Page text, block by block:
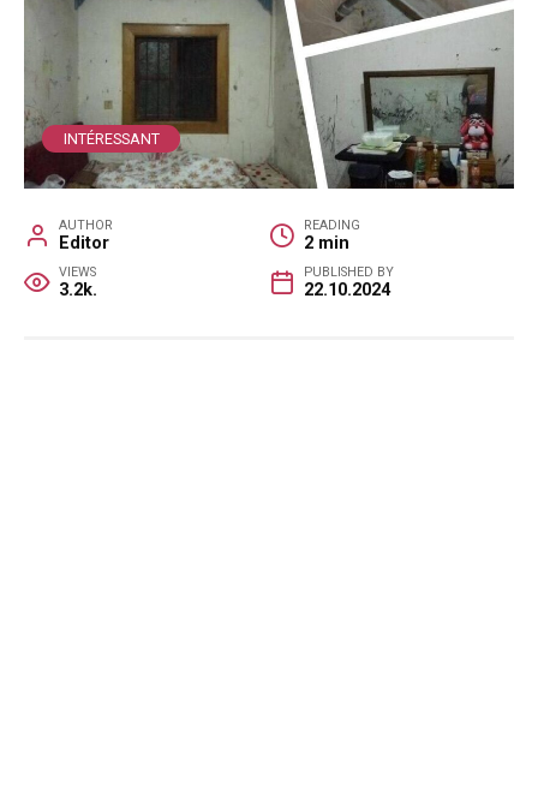
INTÉRESSANT
AUTHOR
Editor
READING
2 min
VIEWS
3.2k.
PUBLISHED BY
22.10.2024